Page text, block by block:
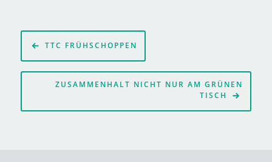
Beitragsnavigation
TTC FRÜHSCHOPPEN
ZUSAMMENHALT NICHT NUR AM GRÜNEN
TISCH